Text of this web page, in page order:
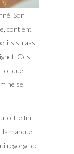
Son
contient
strass
C’est
ce que
ne se
cette fin
la marque
regorge de